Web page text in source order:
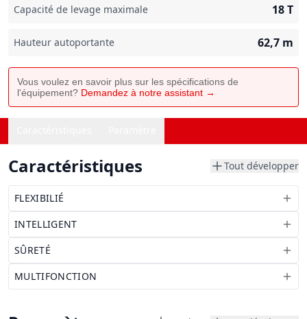
Capacité de levage maximale 18T
Hauteur autoportante 62,7 m
Vous voulez en savoir plus sur les spécifications de
l'équipement? Demandez à notre assistant →
Caractéristiques Tout développer
FLEXIBILIÉ
INTELLIGENT
SÛRETÉ
MULTIFONCTION